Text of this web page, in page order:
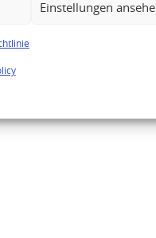
Einstellungen